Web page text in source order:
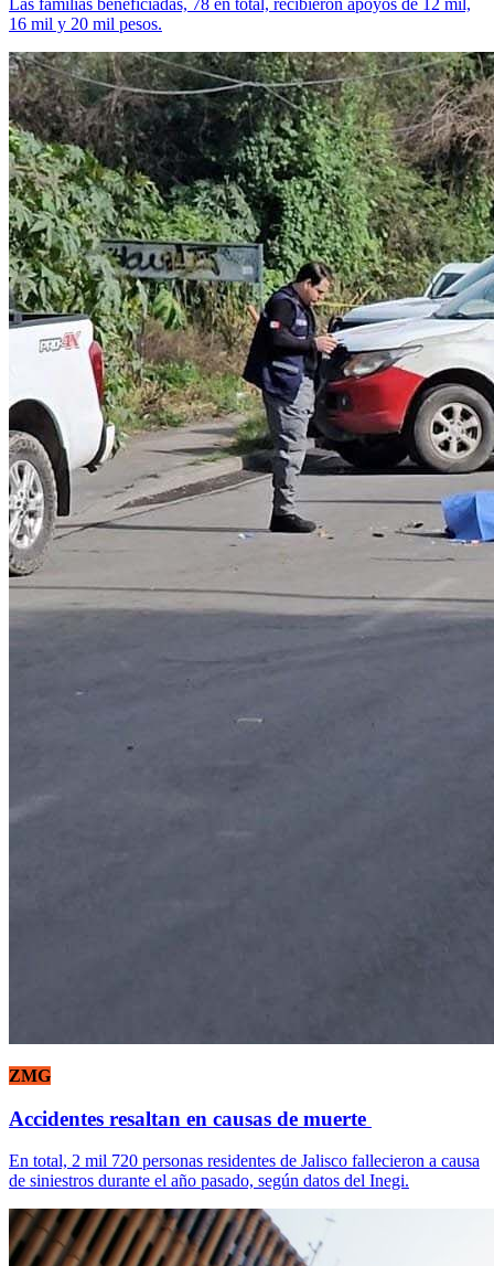
Las familias beneficiadas, 78 en total, recibieron apoyos de 12 mil,
16 mil y 20 mil pesos.
ZMG
Accidentes resaltan en causas de muerte
En total, 2 mil 720 personas residentes de Jalisco fallecieron a causa
de siniestros durante el año pasado, según datos del Inegi.